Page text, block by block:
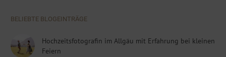
BELIEBTE BLOGEINTRÄGE
Hochzeitsfotografin im Allgäu mit Erfahrung bei kleinen
Feiern